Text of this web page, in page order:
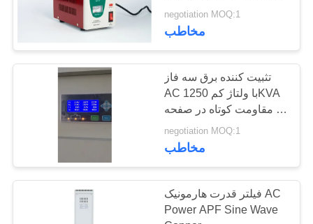
آنلاین برق اضطراری
20
23
تثبیت کننده ولتاژ
negotiation MOQ:1
مخاطب
تثبیت کننده برق سه فاز
AC با ولتاژ کم 1250KVA
با مقاومت کوتاه در صفحه
نمایش لمسی محافظ مدار
negotiation MOQ:1
مخاطب
فیلتر قدرت هارمونیک AC
Power APF Sine Wave